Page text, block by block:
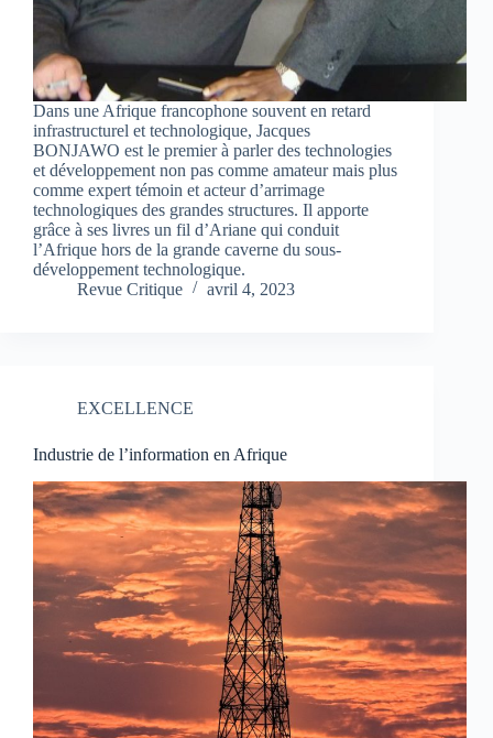
Dans une Afrique francophone souvent en retard
infrastructurel et technologique, Jacques
BONJAWO est le premier à parler des technologies
et développement non pas comme amateur mais plus
comme expert témoin et acteur d’arrimage
technologiques des grandes structures. Il apporte
grâce à ses livres un fil d’Ariane qui conduit
l’Afrique hors de la grande caverne du sous-
développement technologique.
Revue Critique
avril 4, 2023
EXCELLENCE
Industrie de l’information en Afrique